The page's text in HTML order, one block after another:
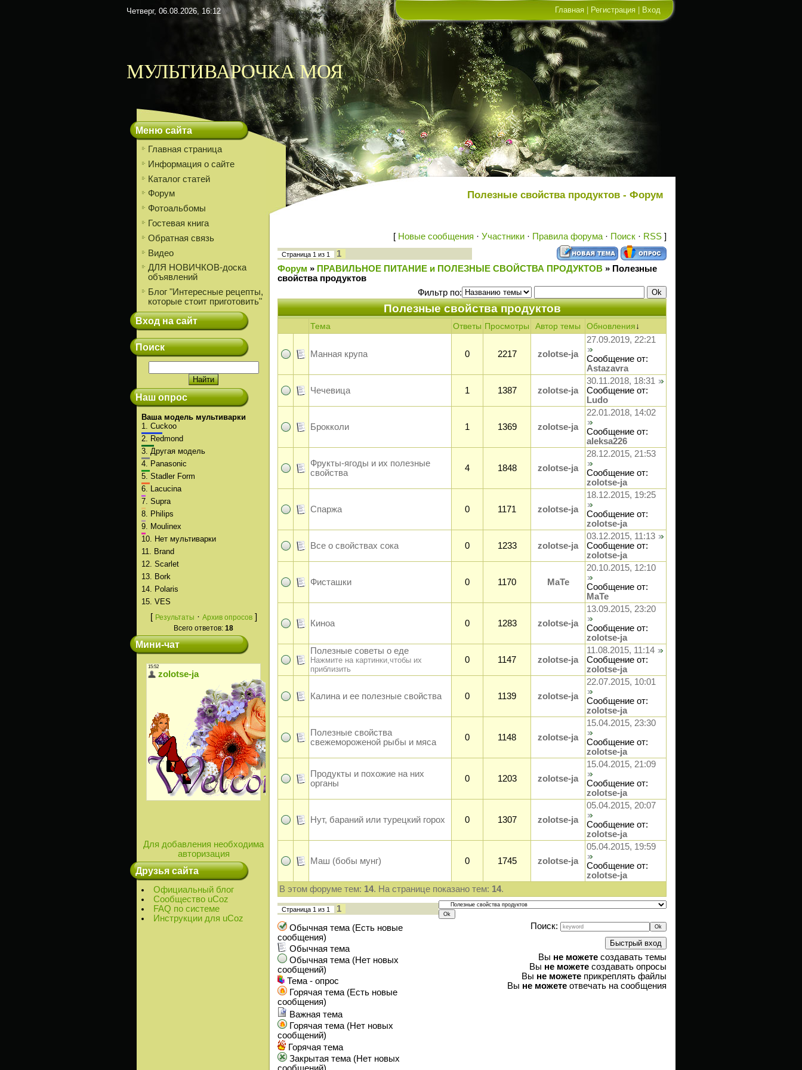
Четверг, 06.08.2026, 16:12 Главная Регистрация Вход
МУЛЬТИВАРОЧКА МОЯ
Меню сайта
Главная страница
Информация о сайте
Каталог статей
Форум
Фотоальбомы
Гостевая книга
Обратная связь
Видео
ДЛЯ НОВИЧКОВ-доска
объявлений
Блог "Интересные рецепты,
которые стоит приготовить"
Вход на сайт
Поиск
Наш опрос
Ваша модель мультиварки
1. Cuckoo
2.
Redmond
3. Другая модель
4.
Panasonic
5. Stadler Form
6.
Lacucina
7. Supra
8.
Philips
9.
Moulinex
10.
Нет мультиварки
11.
Brand
12. Scarlet
13.
Bork
14.
Polaris
15. VES
[ Результаты · Архив опросов]
Всего ответов: 18
Мини-чат
Для добавления необходима
авторизация
Друзья сайта
Официальный блог
Сообщество uCoz
FAQ по системе
Инструкции для uCoz
Полезные свойства продуктов - Форум
[ Новые сообщения · Участники · Правила форума · Поиск · RSS ]
Страница 1 из 1
1
Форум » ПРАВИЛЬНОЕ ПИТАНИЕ и ПОЛЕЗНЫЕ СВОЙСТВА ПРОДУКТОВ » Полезные
свойства продуктов
Фильтр по:
Полезные свойства продуктов
Тема Ответы Просмотры Автор темы Обновления↓
Манная крупа 0 2217 zolotse-ja
27.09.2019, 22:21
Сообщение от:
Astazavra
Чечевица 1 1387 zolotse-ja
30.11.2018, 18:31
Сообщение от:
Ludo
Брокколи 1 1369 zolotse-ja
22.01.2018, 14:02
Сообщение от:
aleksa226
Фрукты-ягоды и их полезные
свойства
4 1848 zolotse-ja
28.12.2015, 21:53
Сообщение от:
zolotse-ja
Спаржа 0 1171 zolotse-ja
18.12.2015, 19:25
Сообщение от:
zolotse-ja
Все о свойствах сока 0 1233 zolotse-ja
03.12.2015, 11:13
Сообщение от:
zolotse-ja
Фисташки 0 1170 МаТе
20.10.2015, 12:10
Сообщение от:
МаТе
Киноа 0 1283 zolotse-ja
13.09.2015, 23:20
Сообщение от:
zolotse-ja
Полезные советы о еде
Нажмите на картинки,чтобы их
приблизить
0 1147 zolotse-ja
11.08.2015, 11:14
Сообщение от:
zolotse-ja
Калина и ее полезные свойства 0 1139 zolotse-ja
22.07.2015, 10:01
Сообщение от:
zolotse-ja
Полезные свойства
свежемороженой рыбы и мяса
0 1148 zolotse-ja
15.04.2015, 23:30
Сообщение от:
zolotse-ja
Продукты и похожие на них
органы
0 1203 zolotse-ja
15.04.2015, 21:09
Сообщение от:
zolotse-ja
Нут, бараний или турецкий горох 0 1307 zolotse-ja
05.04.2015, 20:07
Сообщение от:
zolotse-ja
Маш (бобы мунг) 0 1745 zolotse-ja
05.04.2015, 19:59
Сообщение от:
zolotse-ja
В этом форуме тем: 14. На странице показано тем: 14.
Страница 1 из 1
1
Обычная тема (Есть новые
сообщения)
Обычная тема
Обычная тема (Нет новых
сообщений)
Тема - опрос
Горячая тема (Есть новые
сообщения)
Важная тема
Горячая тема (Нет новых
сообщений)
Горячая тема
Закрытая тема (Нет новых
Поиск:
Вы не можете создавать темы
Вы не можете создавать опросы
Вы не можете прикреплять файлы
Вы не можете отвечать на сообщения